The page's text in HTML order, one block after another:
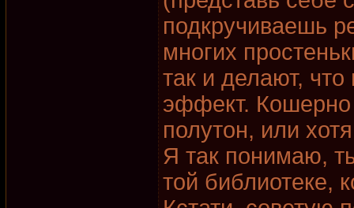
подкручиваешь
многих
так и делают,
эффект. Кошерно
полутон, или
Я так понимаю,
той библиотеке,